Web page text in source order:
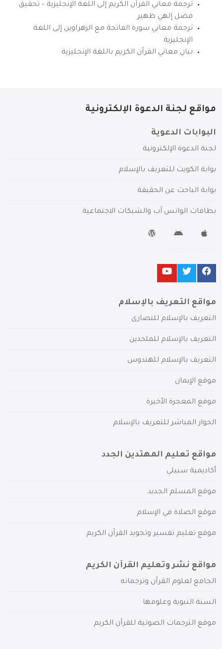
ترجمة معاني القرآن الكريم إلى اللغة الإنجليزية – تحقيق
فضل إلهي ظهير
ترجمة معاني سورة الفاتحة مع الزهراوين إلى اللغة
الإنجليزية
بيان معاني القرآن الكريم باللغة الإنجليزية
مواقع لجنة الدعوة الإلكترونية
البوابات الدعوية
لجنة الدعوة الإلكترونية
بوابة الكويت للتعريف بالإسلام
بوابة الباحث عن الحقيقة
بطاقات الواتس آب والشبكات الاجتماعية
مواقع التعريف بالإسلام
التعريف بالإسلام للنصارى
التعريف بالإسلام للملحدين
التعريف بالإسلام للهندوس
موقع الإيمان
موقع المعجزة الأخيرة
الحوار المباشر للتعريف بالإسلام
مواقع تعليم المهتدين الجدد
أكاديمية سبيلي
موقع المسلم الجديد
موقع الصلاة في الإسلام
موقع تعليم تفسير وتجويد القرآن الكريم
مواقع نشر وتعليم القرآن الكريم
الجامع لعلوم القرآن وترجماته
السنة النبوية وعلومها
موقع الترجمات الصوتية للقرآن الكريم